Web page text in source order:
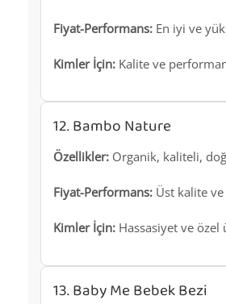
Fiyat-Performans: En iyi ve
Kimler İçin: Kalite ve
12. Bambo Nature
Özellikler: Organik, kaliteli,
Fiyat-Performans: Üst kalite
Kimler İçin: Hassasiyet ve
13. Baby Me Bebek Bezi